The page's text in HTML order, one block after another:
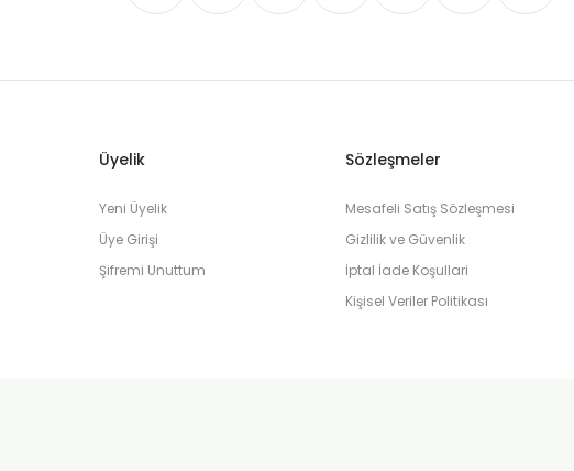
Üyelik
Yeni Üyelik
Üye Girişi
Şifremi Unuttum
Sözleşmeler
Mesafeli Satış Sözleşmesi
Gizlilik ve Güvenlik
İptal İade Koşullari
Kişisel Veriler Politikası